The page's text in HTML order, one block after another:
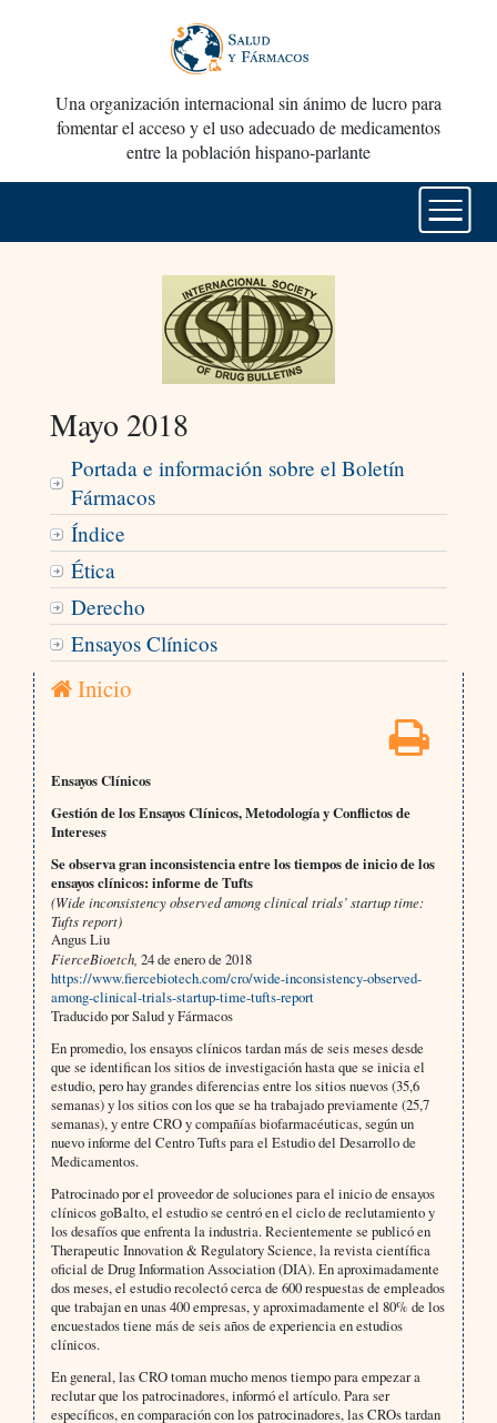
Una organización internacional sin ánimo de lucro para
fomentar el acceso y el uso adecuado de medicamentos
entre la población hispano-parlante
Mayo 2018
Portada e información sobre el Boletín
Fármacos
Índice
Ética
Derecho
Ensayos Clínicos
Inicio
Ensayos Clínicos
Gestión de los Ensayos Clínicos, Metodología y Conflictos de
Intereses
Se observa gran inconsistencia entre los tiempos de inicio de los
ensayos clínicos: informe de Tufts
(Wide inconsistency observed among clinical trials’ startup time:
Tufts report)
Angus Liu
FierceBioetch, 24 de enero de 2018
https://www.fiercebiotech.com/cro/wide-inconsistency-observed-
among-clinical-trials-startup-time-tufts-report
Traducido por Salud y Fármacos
En promedio, los ensayos clínicos tardan más de seis meses desde
que se identifican los sitios de investigación hasta que se inicia el
estudio, pero hay grandes diferencias entre los sitios nuevos (35,6
semanas) y los sitios con los que se ha trabajado previamente (25,7
semanas), y entre CRO y compañías biofarmacéuticas, según un
nuevo informe del Centro Tufts para el Estudio del Desarrollo de
Medicamentos.
Patrocinado por el proveedor de soluciones para el inicio de ensayos
clínicos goBalto, el estudio se centró en el ciclo de reclutamiento y
los desafíos que enfrenta la industria. Recientemente se publicó en
Therapeutic Innovation & Regulatory Science, la revista científica
oficial de Drug Information Association (DIA). En aproximadamente
dos meses, el estudio recolectó cerca de 600 respuestas de empleados
que trabajan en unas 400 empresas, y aproximadamente el 80% de los
encuestados tiene más de seis años de experiencia en estudios
clínicos.
En general, las CRO toman mucho menos tiempo para empezar a
reclutar que los patrocinadores, informó el artículo. Para ser
específicos, en comparación con los patrocinadores, las CROs tardan